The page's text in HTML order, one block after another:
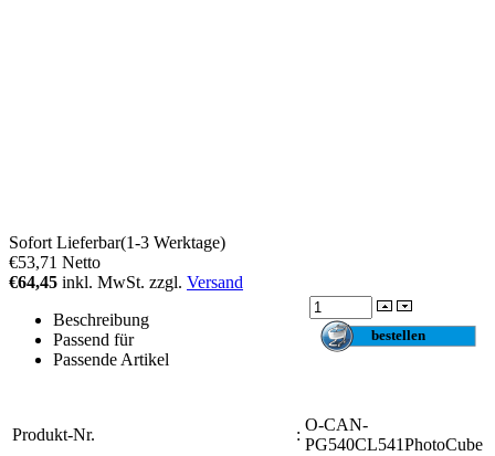
Sofort Lieferbar(1-3 Werktage)
€53,71 Netto
€64,45 inkl. MwSt. zzgl. Versand
Beschreibung
Passend für
Passende Artikel
Produkt-Nr. :
O-CAN-
PG540CL541PhotoCube